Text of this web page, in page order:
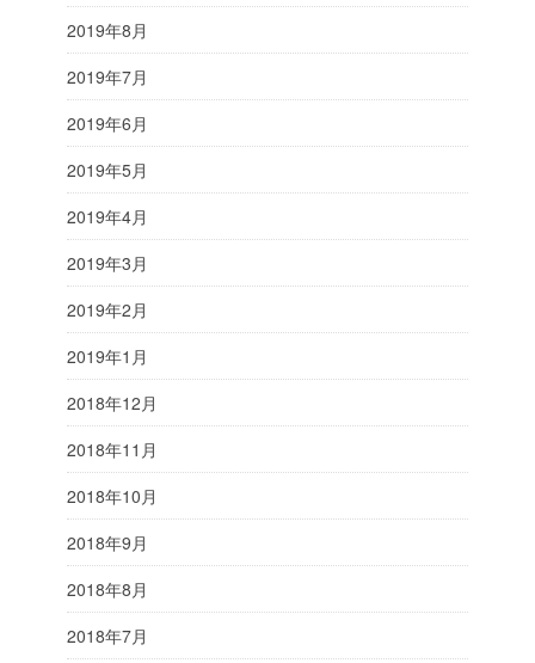
2019年8月
2019年7月
2019年6月
2019年5月
2019年4月
2019年3月
2019年2月
2019年1月
2018年12月
2018年11月
2018年10月
2018年9月
2018年8月
2018年7月